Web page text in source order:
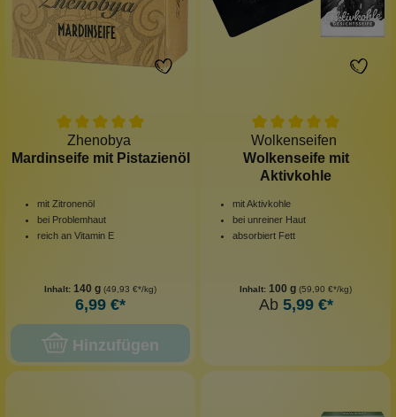
Zhenobya
Mardinseife mit Pistazienöl
mit Zitronenöl
bei Problemhaut
reich an Vitamin E
Inhalt: 140 g (49,93 €*/kg)
6,99 €*
Hinzufügen
Wolkenseifen
Wolkenseife mit
Aktivkohle
mit Aktivkohle
bei unreiner Haut
absorbiert Fett
Inhalt: 100 g (59,90 €*/kg)
Ab 5,99 €*